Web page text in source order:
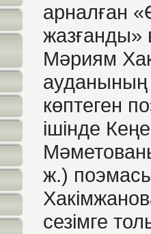
арналған
жазғанды»
Мәриям
ауданының
көптеген
ішінде
ж.)
сезімге